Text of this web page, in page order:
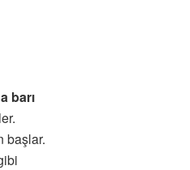
barı
başlar.